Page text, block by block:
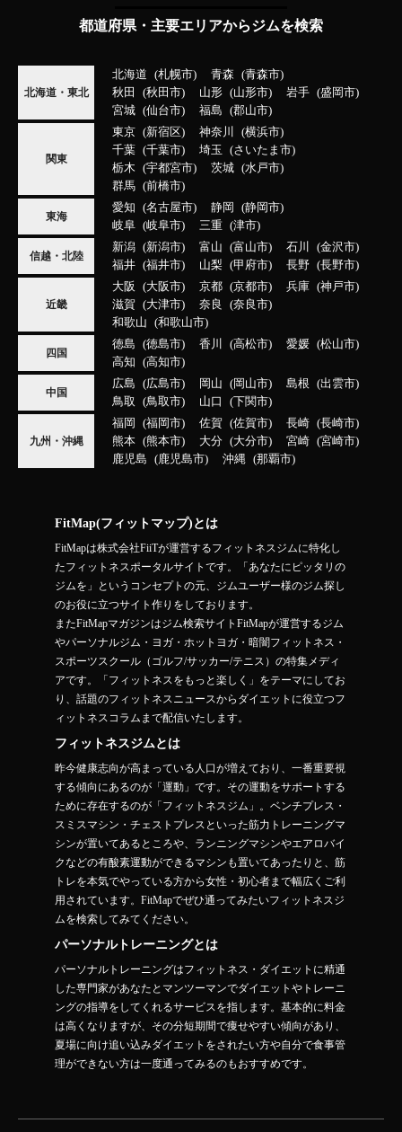
都道府県・主要エリアからジムを検索
北海道・東北
北海道 札幌市 青森
青森市
秋田
秋田市 山形 山形市 岩手
盛岡市
宮城
仙台市 福島 郡山市
関東
東京 新宿区 神奈川
横浜市
千葉
千葉市 埼玉
さいたま市
栃木
宇都宮市 茨城
水戸市
群馬
前橋市
東海
愛知 名古屋市 静岡
静岡市
岐阜
岐阜市 三重 津市
信越・北陸
新潟 新潟市 富山 富山市 石川
金沢市
福井
福井市 山梨 甲府市 長野 長野市
近畿
大阪 大阪市 京都 京都市 兵庫
神戸市
滋賀
大津市 奈良
奈良市
和歌山
和歌山市
四国
徳島 徳島市 香川 高松市 愛媛
松山市
高知
高知市
中国
広島 広島市 岡山 岡山市 島根
出雲市
鳥取
鳥取市 山口 下関市
九州・沖縄
福岡 福岡市 佐賀 佐賀市 長崎
長崎市
熊本
熊本市 大分 大分市 宮崎
宮崎市
鹿児島
鹿児島市 沖縄 那覇市
FitMap(フィットマップ)とは
FitMapは株式会社FiiTが運営するフィットネスジムに特化し
たフィットネスポータルサイトです。「あなたにピッタリの
ジムを」というコンセプトの元、ジムユーザー様のジム探し
のお役に立つサイト作りをしております。
またFitMapマガジンはジム検索サイトFitMapが運営するジム
やパーソナルジム・ヨガ・ホットヨガ・暗闇フィットネス・
スポーツスクール（ゴルフ/サッカー/テニス）の特集メディ
アです。「フィットネスをもっと楽しく」をテーマにしてお
り、話題のフィットネスニュースからダイエットに役立つフ
ィットネスコラムまで配信いたします。
フィットネスジムとは
昨今健康志向が高まっている人口が増えており、一番重要視
する傾向にあるのが「運動」です。その運動をサポートする
ために存在するのが「フィットネスジム」。ベンチプレス・
スミスマシン・チェストプレスといった筋力トレーニングマ
シンが置いてあるところや、ランニングマシンやエアロバイ
クなどの有酸素運動ができるマシンも置いてあったりと、筋
トレを本気でやっている方から女性・初心者まで幅広くご利
用されています。FitMapでぜひ通ってみたいフィットネスジ
ムを検索してみてください。
パーソナルトレーニングとは
パーソナルトレーニングはフィットネス・ダイエットに精通
した専門家があなたとマンツーマンでダイエットやトレーニ
ングの指導をしてくれるサービスを指します。基本的に料金
は高くなりますが、その分短期間で痩せやすい傾向があり、
夏場に向け追い込みダイエットをされたい方や自分で食事管
理ができない方は一度通ってみるのもおすすめです。